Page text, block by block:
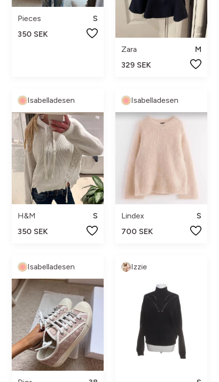
Pieces
S
350 SEK
Zara
M
329 SEK
Isabelladesen
H&M
S
350 SEK
Isabelladesen
Lindex
S
700 SEK
Isabelladesen Izzie